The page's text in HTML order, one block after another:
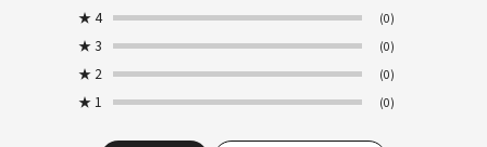
★ 4 (0)
★ 3 (0)
★ 2 (0)
★ 1 (0)